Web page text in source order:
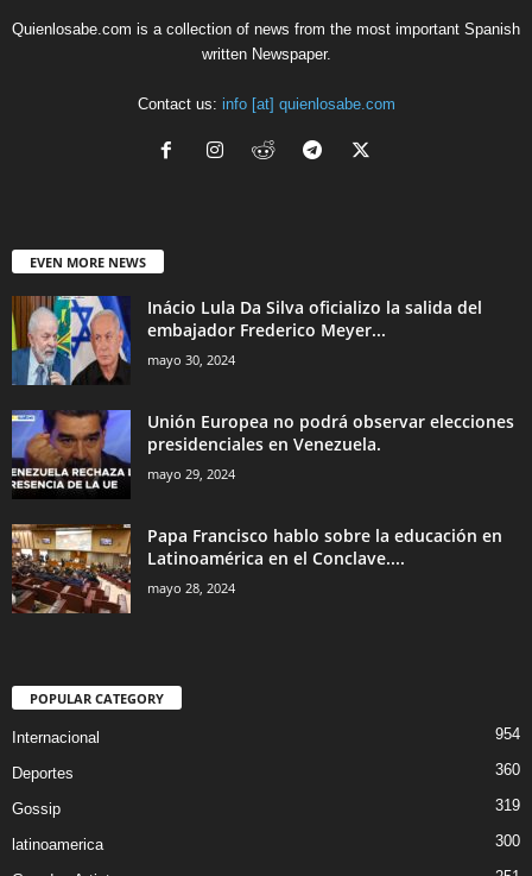
Quienlosabe.com is a collection of news from the most important Spanish
written Newspaper.
Contact us: info [at] quienlosabe.com
EVEN MORE NEWS
Inácio Lula Da Silva oficializo la salida del
embajador Frederico Meyer...
mayo 30, 2024
Unión Europea no podrá observar elecciones
presidenciales en Venezuela.
mayo 29, 2024
Papa Francisco hablo sobre la educación en
Latinoamérica en el Conclave....
mayo 28, 2024
POPULAR CATEGORY
Internacional 954
Deportes 360
Gossip 319
latinoamerica 300